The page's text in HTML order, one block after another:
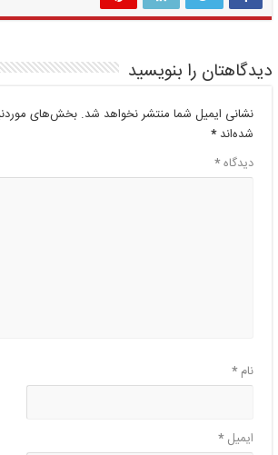
دیدگاهتان را بنویسید
نشانی ایمیل شما منتشر نخواهد شد. بخش‌های
شده‌اند*
دیدگاه*
نام*
ایمیل*